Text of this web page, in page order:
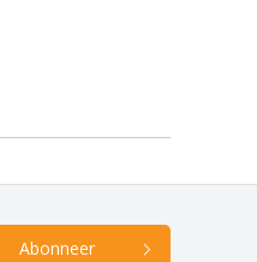
Abonneer